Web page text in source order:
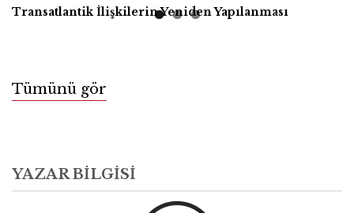
Transatlantik İlişkilerin Yeniden Yapılanması
Tümünü gör
YAZAR BILGISI